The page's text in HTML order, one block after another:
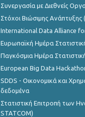
Συνεργασία με Διεθνείς
Στόχοι Βιώσιμης Ανάπτυξης
International Data Alliance
Ευρωπαϊκή Ημέρα
Παγκόσμια Ημέρα
European Big Data
SDDS - Οικονομικά και
δεδομένα
Στατιστική Επιτροπή των
STATCOM)